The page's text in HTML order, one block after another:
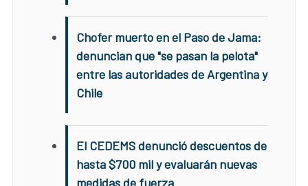
Chofer muerto en el Paso de Jama:
denuncian que "se pasan la pelota"
entre las autoridades de Argentina y
Chile
El CEDEMS denunció descuentos de
hasta $700 mil y evaluarán nuevas
medidas de fuerza